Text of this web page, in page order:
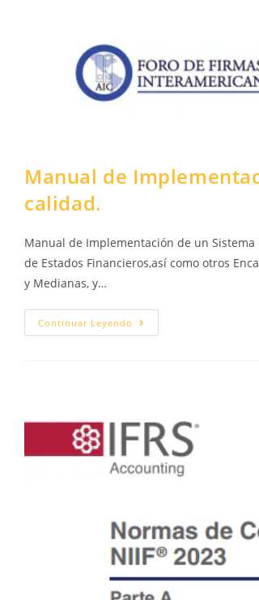
Manual de
calidad.
Manual de Implementación de un
de Estados Financieros,así como otros
y Medianas, y…
Continuar Leyendo Manual
De
Calidad.